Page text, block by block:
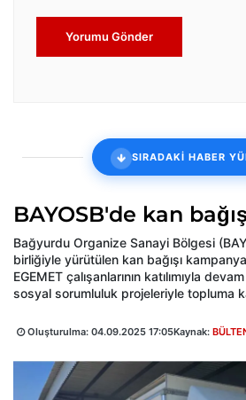
Yorumu Gönder
SIRADAKİ HABER
BAYOSB'de kan
Bağyurdu Organize Sanayi Bölgesi
birliğiyle yürütülen kan bağışı
EGEMET çalışanlarının katılımıyla
sosyal sorumluluk projeleriyle topluma
Oluşturulma: 04.09.2025 17:05Kaynak: